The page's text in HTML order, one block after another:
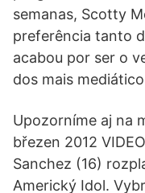
semanas, Scotty
preferência tanto
acabou por ser o
dos mais
Upozorníme aj na
březen 2012
Sanchez (16)
Americký Idol.